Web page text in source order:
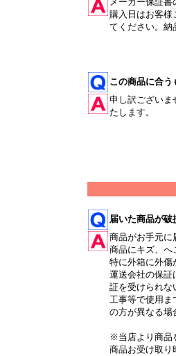
購入日はお客様
てください。納
この商品に合う
申し訳ございま
たします。
届いた商品が破
商品がお手元に
商品にキズ、へ
特に外箱に外傷
運送会社の保証
証を受けられな
工事等で使用ま
の方が異なる場
※当店より商品
商品お受け取り